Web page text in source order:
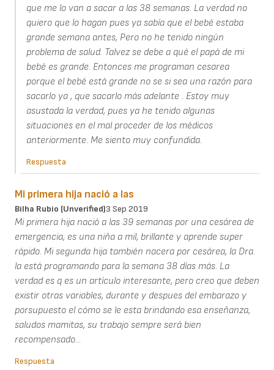
que me lo van a sacar a las 38 semanas. La verdad no
quiero que lo hagan pues ya sabía que el bebé estaba
grande semana antes, Pero no he tenido ningún
problema de salud. Talvez se debe a qué el papá de mi
bebé es grande. Entonces me programan cesarea
porque el bebé está grande no se si sea una razón para
sacarlo ya , que sacarlo más adelante . Estoy muy
asustada la verdad, pues ya he tenido algunas
situaciones en el mal proceder de los médicos
anteriormente. Me siento muy confundida.
Respuesta
Mi primera hija nació a las
Bilha Rubio (unverified)3 Sep 2019
Mi primera hija nació a las 39 semanas por una cesárea de
emergencia, es una niña a mil, brillante y aprende super
rápido. Mi segunda hija también nacera por cesárea, la Dra.
la está programando para la semana 38 días más. La
verdad es q es un artículo interesante, pero creo que deben
existir otras variables, durante y despues del embarazo y
porsupuesto el cómo se le esta brindando esa enseñanza,
saludos mamitas, su trabajo sempre será bien
recompensado...
Respuesta